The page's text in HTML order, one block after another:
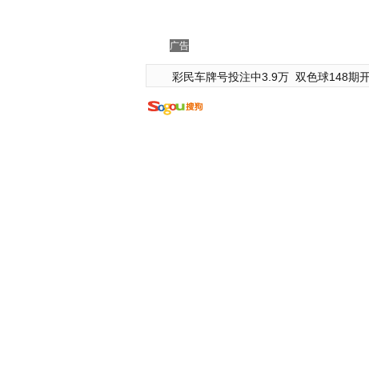
广告
彩民车牌号投注中3.9万 双色球148期